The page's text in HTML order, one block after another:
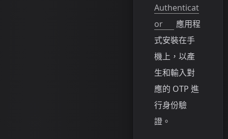
Authenticat
or
應用程
式安裝在手
機上，以產
生和輸入對
應的 OTP 進
行身份驗
證。